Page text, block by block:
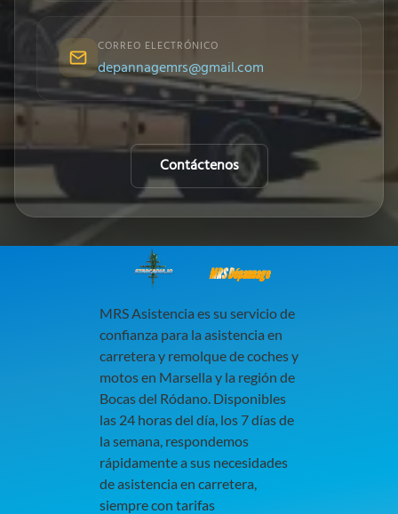
CORREO ELECTRÓNICO
depannagemrs@gmail.com
Contáctenos
MRS Dépannage
MRS Asistencia es su servicio de
confianza para la asistencia en
carretera y remolque de coches y
motos en Marsella y la región de
Bocas del Ródano. Disponibles
las 24 horas del día, los 7 días de
la semana, respondemos
rápidamente a sus necesidades
de asistencia en carretera,
siempre con tarifas